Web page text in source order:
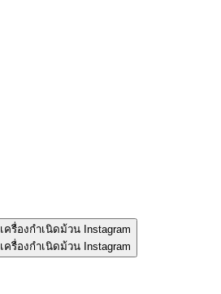
เครื่องกำเนิดม้วน Instagram
เครื่องกำเนิดม้วน Instagram